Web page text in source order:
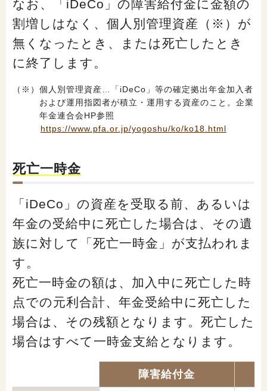
なお、「iDeCo」の障害給付金に金額の
割増しはなく、個人別管理資産（※）が
無くなったとき、または死亡したとき
に終了します。
（※）個人別管理資産…「iDeCo」等の確定拠出年金加入者
および運用指図者が積立・運用する資産のこと。企業
年金連合会HP参照
https://www.pfa.or.jp/yogoshu/ko/ko18.html
死亡一時金
「iDeCo」の資産を受取る前、あるいは
年金の受給中に死亡した場合は、その遺
族に対して「死亡一時金」が支払われま
す。
死亡一時金の額は、加入中に死亡した時
点での元利合計、年金受給中に死亡した
場合は、その残額となります。死亡した
場合はすべて一時金支給となります。
障害給付金